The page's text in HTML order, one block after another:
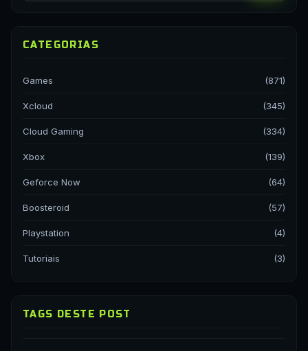
CATEGORIAS
Games (871)
Xcloud (345)
Cloud Gaming (334)
Xbox (139)
Geforce Now (64)
Boosteroid (57)
Playstation (4)
Tutoriais (3)
TAGS DESTE POST